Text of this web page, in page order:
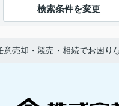
検索条件を変更
意売却・競売・相続でお困り